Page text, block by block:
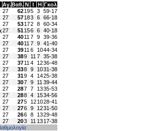
Αγ.Βαθ. Ν Ι Η Γκολ
27 62195 3 59-17
27 57183 6 66-18
27 53172 8 60-34
27 51156 6 40-18
27 4011 7 9 39-36
27 4011 7 9 41-40
27 3911 6 1044-34
27 389 11 7 35-38
27 3711 4 1236-48
27 338 9 1031-38
27 319 4 1425-38
27 307 9 11 39-44
27 287 7 1335-53
27 288 4 1534-56
27 275 121028-41
27 276 9 1231-50
27 266 8 1329-48
27 203 11 1317-38